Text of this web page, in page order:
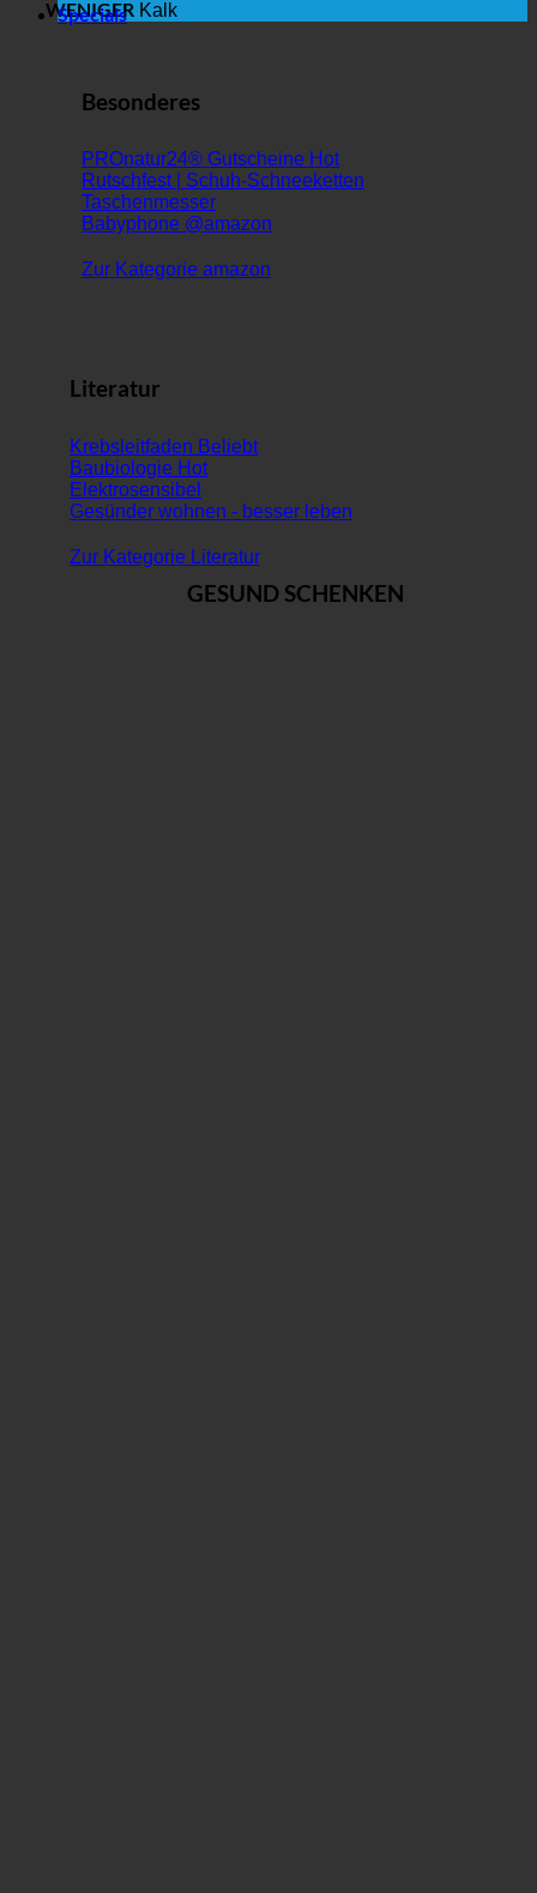
WENIGER Kalk
Specials
Besonderes
PROnatur24® Gutscheine
Rutschfest | Schuh-Schneeketten
Taschenmesser
Babyphone @amazon
Zur Kategorie amazon
Literatur
Krebsleitfaden
Baubiologie
Elektrosensibel
Gesünder wohnen - besser leben
Zur Kategorie Literatur
GESUND SCHENKEN